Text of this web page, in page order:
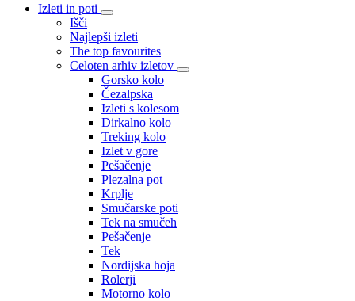
Izleti in poti
Išči
Najlepši izleti
The top favourites
Celoten arhiv izletov
Gorsko kolo
Čezalpska
Izleti s kolesom
Dirkalno kolo
Treking kolo
Izlet v gore
Pešačenje
Plezalna pot
Krplje
Smučarske poti
Tek na smučeh
Pešačenje
Tek
Nordijska hoja
Rolerji
Motorno kolo